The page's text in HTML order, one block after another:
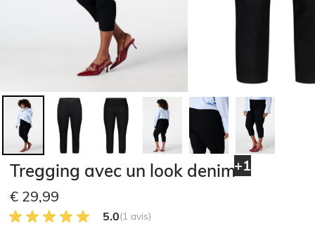
+1
Tregging avec un look denim
€ 29,99
5.0 sur 5 avis des clients
5.0(1 avis)